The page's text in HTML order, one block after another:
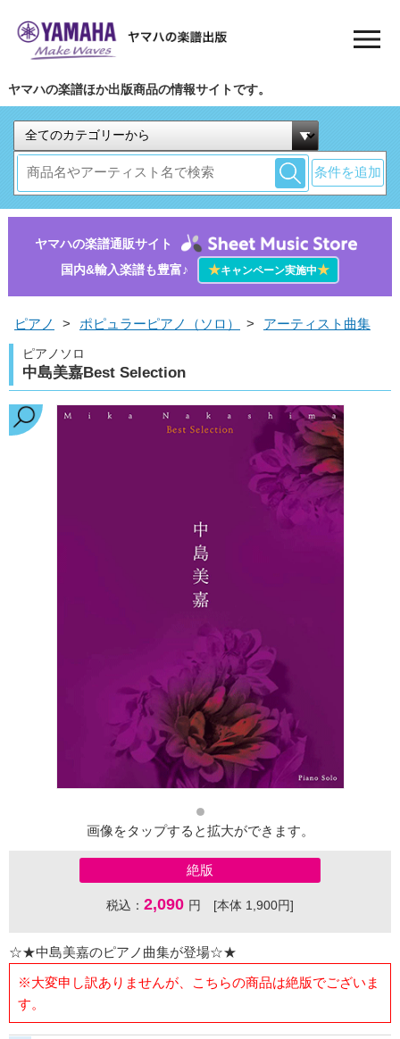
ヤマハの楽譜ほか出版商品の情報サイトです。
条件を追加
ヤマハの楽譜通販サイト
国内&輸入楽譜も豊富♪
★キャンペーン実施中★
ピアノ > ポピュラーピアノ（ソロ） > アーティスト曲集
ピアノソロ
中島美嘉Best Selection
画像をタップすると拡大ができます。
絶版
税込： 2,090 円 [本体 1,900円]
☆★中島美嘉のピアノ曲集が登場☆★
※大変申し訳ありませんが、こちらの商品は絶版でございま
す。